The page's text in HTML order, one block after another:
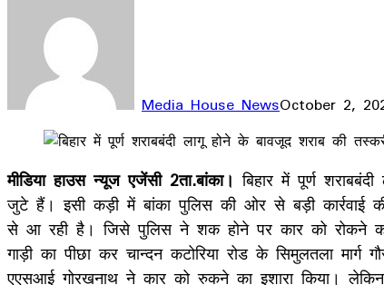
Media House NewsOctober 2,
Facebook
LinkedIn
WhatsApp
Telegram
मीडिया हाउस न्यूज एजेंसी 2ता.बांका। बिहार में पूर्ण
जुटे हैं। इसी कड़ी में बांका पुलिस की ओर से बड़ी कार्रवाई
से आ रही है। जिसे पुलिस ने शक होने पर कार को रोकने
गाड़ी का पीछा कर चान्दन कटोरिया रोड के सिमुलतला
एएसआई गोरखनाथ ने कार को रुकने का इशारा किया।